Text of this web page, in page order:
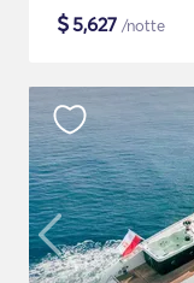
$5,627 /notte